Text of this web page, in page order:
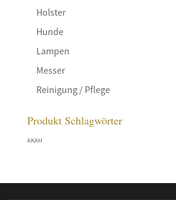
Holster
Hunde
Lampen
Messer
Reinigung / Pflege
Produkt Schlagwörter
AKAH